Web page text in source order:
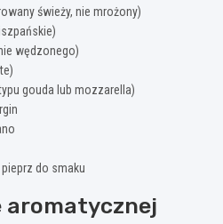
świeży, nie mrożony)
wędzonego)
gouda lub mozzarella)
do smaku
aromatycznej